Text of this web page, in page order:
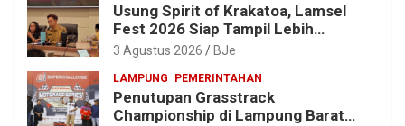
Usung Spirit of Krakatoa, Lamsel
Fest 2026 Siap Tampil Lebih
Spektakuler dengan Empat Event
3 Agustus 2026 BJe
LAMPUNG PEMERINTAHAN
Penutupan Grasstrack
Championship di Lampung Barat